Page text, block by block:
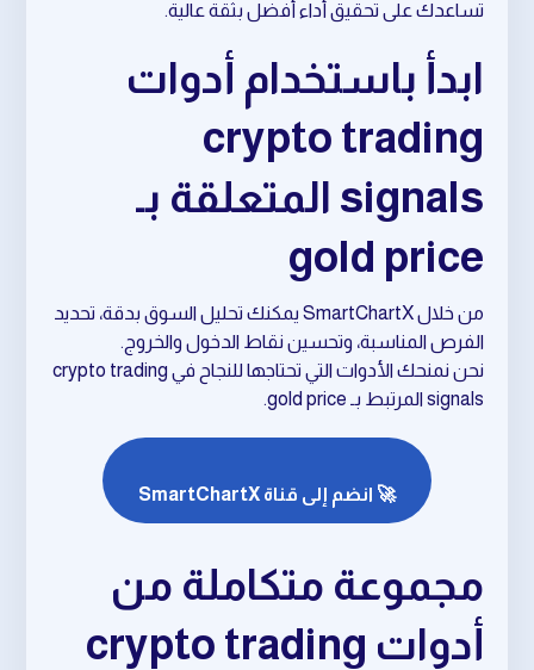
تساعدك على تحقيق أداء أفضل بثقة عالية.
ابدأ باستخدام أدوات
crypto trading
signals المتعلقة بـ
gold price
من خلال SmartChartX يمكنك تحليل السوق بدقة، تحديد
الفرص المناسبة، وتحسين نقاط الدخول والخروج.
نحن نمنحك الأدوات التي تحتاجها للنجاح في crypto trading
signals المرتبط بـ gold price.
🚀 انضم إلى قناة SmartChartX
مجموعة متكاملة من
أدوات crypto trading